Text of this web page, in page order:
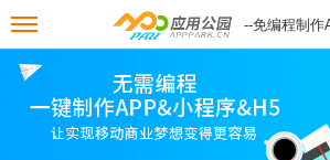
--免编程制作